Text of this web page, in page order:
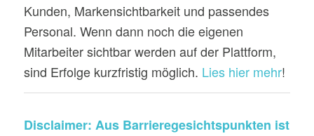
Kunden, Markensichtbarkeit und passendes
Personal. Wenn dann noch die eigenen
Mitarbeiter sichtbar werden auf der Plattform,
sind Erfolge kurzfristig möglich. Lies hier mehr!
Disclaimer: Aus Barrieregesichtspunkten ist